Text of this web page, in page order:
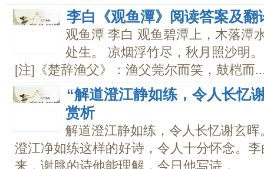
李白《观鱼潭》阅读答案及翻
观鱼潭 李白 观鱼碧潭上，木落潭
处生。 凉烟浮竹尽，秋月照沙明
[注]《楚辞渔父》：渔父莞尔而笑，鼓桤而
“解道澄江静如练，令人长忆
赏析
解道澄江静如练，令人长忆谢玄
澄江净如练这样的好诗，令人十分怀念。
来，谢脁的诗他能理解，今日他写诗，...